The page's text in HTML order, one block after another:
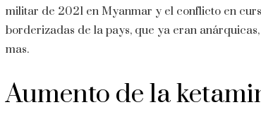
militar de 2021 en Myanmar y el conflicto en
borderizadas de la pays, que ya eran
mas.
Aumento de la